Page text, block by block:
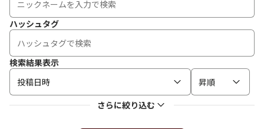
ハッシュタグ
検索結果表示
投稿日時
昇順
さらに絞り込む